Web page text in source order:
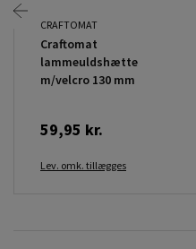
CRAFTOMAT
Craftomat
lammeuldshætte
m/velcro 130 mm
59,95 kr.
Lev. omk. tillægges